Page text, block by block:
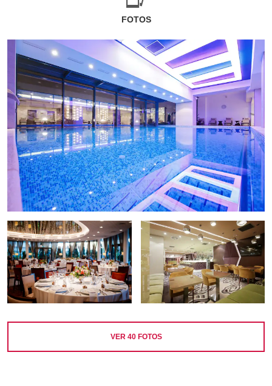
FOTOS
VER 40FOTOS